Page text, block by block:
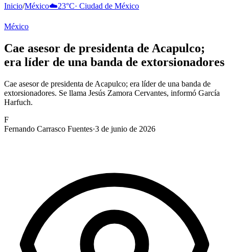
Inicio/México☁️23°C· Ciudad de México
México
Cae asesor de presidenta de Acapulco;
era líder de una banda de extorsionadores
Cae asesor de presidenta de Acapulco; era líder de una banda de
extorsionadores. Se llama Jesús Zamora Cervantes, informó García
Harfuch.
F
Fernando Carrasco Fuentes·3 de junio de 2026